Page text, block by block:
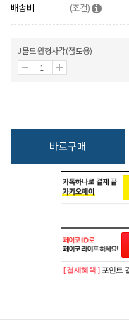
배송비
(조건)
J몰드 원형사각(점토용)
바로구매
[ 결제혜택 ] 포인트